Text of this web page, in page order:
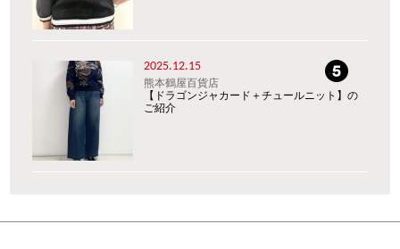
2025.12.15
熊本鶴屋百貨店
【ドラゴンジャカード＋チュールニット】の
ご紹介